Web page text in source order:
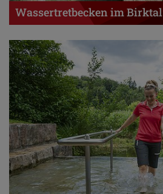
Wassertretbecken im Birktal